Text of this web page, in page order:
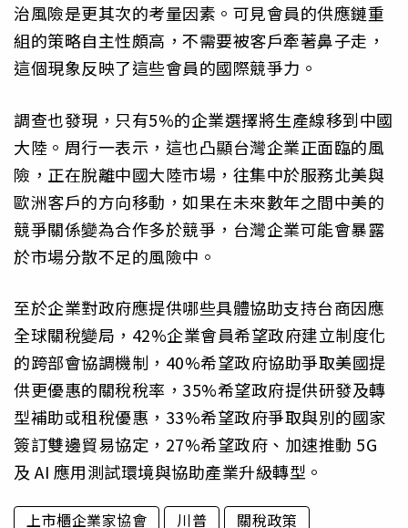
治風險是更其次的考量因素。可見會員的供應鏈重
組的策略自主性頗高，不需要被客戶牽著鼻子走，
這個現象反映了這些會員的國際競爭力。
調查也發現，只有5%的企業選擇將生產線移到中國
大陸。周行一表示，這也凸顯台灣企業正面臨的風
險，正在脫離中國大陸市場，往集中於服務北美與
歐洲客戶的方向移動，如果在未來數年之間中美的
競爭關係變為合作多於競爭，台灣企業可能會暴露
於市場分散不足的風險中。
至於企業對政府應提供哪些具體協助支持台商因應
全球關稅變局，42%企業會員希望政府建立制度化
的跨部會協調機制，40%希望政府協助爭取美國提
供更優惠的關稅稅率，35%希望政府提供研發及轉
型補助或租稅優惠，33%希望政府爭取與別的國家
簽訂雙邊貿易協定，27%希望政府、加速推動 5G
及 AI 應用測試環境與協助產業升級轉型。
上市櫃企業家協會 川普 關稅政策